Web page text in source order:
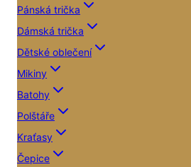
Pánská trička
Dámská trička
Dětské oblečení
Mikiny
Batohy
Polštáře
Kraťasy
Čepice